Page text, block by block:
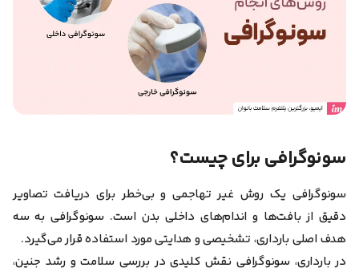
سونوگرافی برای چیست؟
سونوگرافی یک روش غیر تهاجمی و بی‌خطر برای دریافت تصاویر
دقیق از بافت‌ها و اندام‌های داخلی بدن است. سونوگرافی به سه
هدف اصلی بارداری، تشخیصی و هدایتی مورد استفاده قرار می‌گیرد.
در بارداری، سونوگرافی نقش کلیدی در بررسیسلامت و رشد جنین،